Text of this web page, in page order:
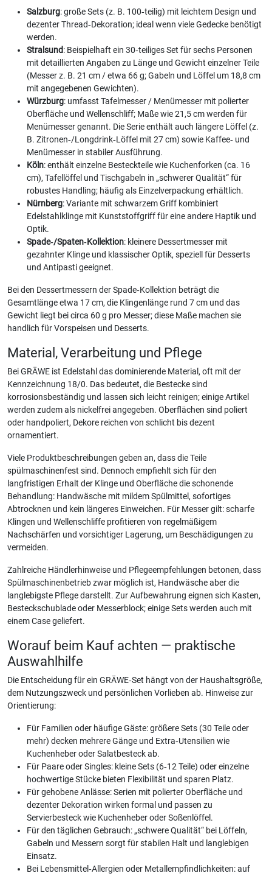
Salzburg: große Sets (z. B. 100‑teilig) mit leichtem Design und
dezenter Thread‑Dekoration; ideal wenn viele Gedecke benötigt
werden.
Stralsund: Beispielhaft ein 30‑teiliges Set für sechs Personen
mit detaillierten Angaben zu Länge und Gewicht einzelner Teile
(Messer z. B. 21 cm / etwa 66 g; Gabeln und Löffel um 18,8 cm
mit angegebenen Gewichten).
Würzburg: umfasst Tafelmesser / Menümesser mit polierter
Oberfläche und Wellenschliff; Maße wie 21,5 cm werden für
Menümesser genannt. Die Serie enthält auch längere Löffel (z.
B. Zitronen‑/Longdrink‑Löffel mit 27 cm) sowie Kaffee‑ und
Menümesser in stabiler Ausführung.
Köln: enthält einzelne Besteckteile wie Kuchenforken (ca. 16
cm), Tafellöffel und Tischgabeln in „schwerer Qualität“ für
robustes Handling; häufig als Einzelverpackung erhältlich.
Nürnberg: Variante mit schwarzem Griff kombiniert
Edelstahlklinge mit Kunststoffgriff für eine andere Haptik und
Optik.
Spade‑/Spaten‑Kollektion: kleinere Dessertmesser mit
gezahnter Klinge und klassischer Optik, speziell für Desserts
und Antipasti geeignet.
Bei den Dessertmessern der Spade‑Kollektion beträgt die
Gesamtlänge etwa 17 cm, die Klingenlänge rund 7 cm und das
Gewicht liegt bei circa 60 g pro Messer; diese Maße machen sie
handlich für Vorspeisen und Desserts.
Material, Verarbeitung und Pflege
Bei GRÄWE ist Edelstahl das dominierende Material, oft mit der
Kennzeichnung 18/0. Das bedeutet, die Bestecke sind
korrosionsbeständig und lassen sich leicht reinigen; einige Artikel
werden zudem als nickelfrei angegeben. Oberflächen sind poliert
oder handpoliert, Dekore reichen von schlicht bis dezent
ornamentiert.
Viele Produktbeschreibungen geben an, dass die Teile
spülmaschinenfest sind. Dennoch empfiehlt sich für den
langfristigen Erhalt der Klinge und Oberfläche die schonende
Behandlung: Handwäsche mit mildem Spülmittel, sofortiges
Abtrocknen und kein längeres Einweichen. Für Messer gilt: scharfe
Klingen und Wellenschliffe profitieren von regelmäßigem
Nachschärfen und vorsichtiger Lagerung, um Beschädigungen zu
vermeiden.
Zahlreiche Händlerhinweise und Pflegeempfehlungen betonen, dass
Spülmaschinenbetrieb zwar möglich ist, Handwäsche aber die
langlebigste Pflege darstellt. Zur Aufbewahrung eignen sich Kasten,
Besteckschublade oder Messerblock; einige Sets werden auch mit
einem Case geliefert.
Worauf beim Kauf achten — praktische
Auswahlhilfe
Die Entscheidung für ein GRÄWE‑Set hängt von der Haushaltsgröße,
dem Nutzungszweck und persönlichen Vorlieben ab. Hinweise zur
Orientierung:
Für Familien oder häufige Gäste: größere Sets (30 Teile oder
mehr) decken mehrere Gänge und Extra‑Utensilien wie
Kuchenheber oder Salatbesteck ab.
Für Paare oder Singles: kleine Sets (6‑12 Teile) oder einzelne
hochwertige Stücke bieten Flexibilität und sparen Platz.
Für gehobene Anlässe: Serien mit polierter Oberfläche und
dezenter Dekoration wirken formal und passen zu
Servierbesteck wie Kuchenheber oder Soßenlöffel.
Für den täglichen Gebrauch: „schwere Qualität“ bei Löffeln,
Gabeln und Messern sorgt für stabilen Halt und langlebigen
Einsatz.
Bei Lebensmittel‑Allergien oder Metallempfindlichkeiten: auf